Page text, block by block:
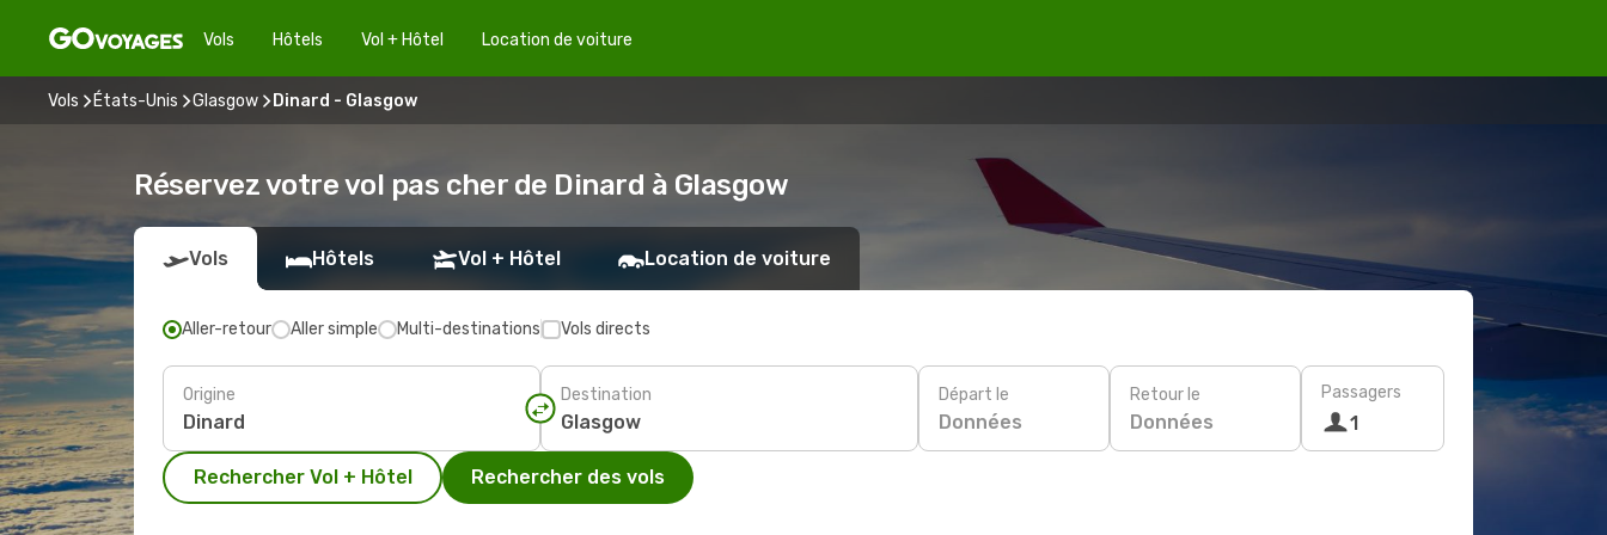
Vols Hôtels Vol + Hôtel Location de voiture
Vols États-Unis Glasgow Dinard - Glasgow
Réservez votre vol pas cher de Dinard à Glasgow
Vols Hôtels Vol + Hôtel Location de voiture
Aller-retour Aller simple Multi-destinations Vols directs
Origine Destination Départ le
Données
Retour le
Données
Passagers
1
Rechercher Vol + Hôtel Rechercher des vols